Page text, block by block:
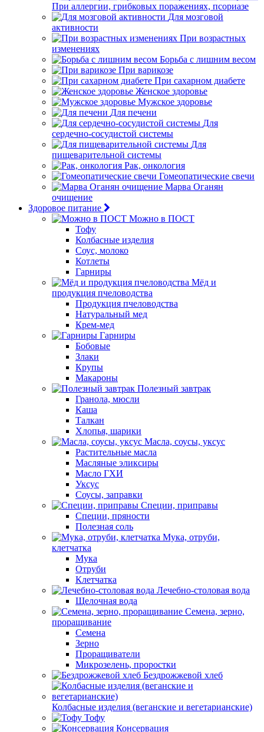
При аллергии, грибковых поражениях, псориазе
Для мозговой
активности
При возрастных
изменениях
Борьба с лишним весом
При варикозе
При сахарном диабете
Женское здоровье
Мужское здоровье
Для печени
Для
сердечно-сосудистой системы
Для
пищеварительной системы
Рак, онкология
Гомеопатические свечи
Марва Оганян
очищение
Здоровое питание
Можно в ПОСТ
Тофу
Колбасные изделия
Соус, молоко
Котлеты
Гарниры
Мёд и
продукция пчеловодства
Продукция пчеловодства
Натуральный мед
Крем-мед
Гарниры
Бобовые
Злаки
Крупы
Макароны
Полезный завтрак
Гранола, мюсли
Каша
Талкан
Хлопья, шарики
Масла, соусы, уксус
Растительные масла
Масляные эликсиры
Масло ГХИ
Уксус
Соусы, заправки
Специи, приправы
Специи, пряности
Полезная соль
Мука, отруби,
клетчатка
Мука
Отруби
Клетчатка
Лечебно-столовая вода
Щелочная вода
Семена, зерно,
проращивание
Семена
Зерно
Проращиватели
Микрозелень, проростки
Бездрожжевой хлеб
Колбасные изделия (веганские и вегетарианские)
Тофу
Консервация